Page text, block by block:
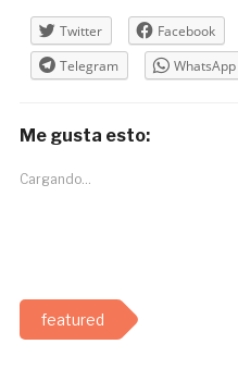
Twitter Facebook
Telegram
WhatsApp
Me gusta esto:
Cargando...
featured